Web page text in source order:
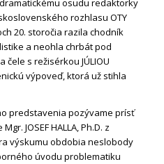
osudu redaktorky
rozhlasu OTY
20. storočia razila chodník
a neohla chrbát pod
čele s režisérkou JÚLIOU
výpoveď, ktorá už stihla
predstavenia pozývame prísť
JOSEF HALLA, Ph.D. z
výskumu obdobia neslobody
úvodu problematiku